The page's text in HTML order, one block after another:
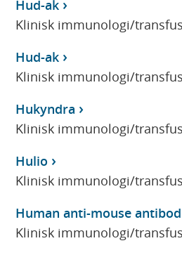
Hud-ak
Klinisk immunologi/
Hud-ak
Klinisk immunologi/
Hukyndra
Klinisk immunologi/
Hulio
Klinisk immunologi/
Human anti-mouse
Klinisk immunologi/